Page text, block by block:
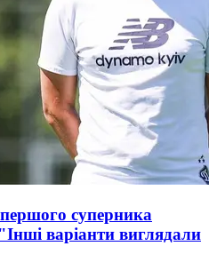
суперника
варіанти виглядали